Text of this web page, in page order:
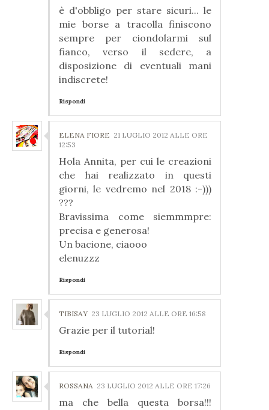
è d'obbligo per stare sicuri... le
mie borse a tracolla finiscono
sempre per ciondolarmi sul
fianco, verso il sedere, a
disposizione di eventuali mani
indiscrete!
Rispondi
ELENA FIORE 21 LUGLIO 2012 ALLE ORE
12:53
Hola Annita, per cui le creazioni
che hai realizzato in questi
giorni, le vedremo nel 2018 :-)))
???
Bravissima come siemmmpre:
precisa e generosa!
Un bacione, ciaooo
elenuzzz
Rispondi
TIBISAY 23 LUGLIO 2012 ALLE ORE 16:58
Grazie per il tutorial!
Rispondi
ROSSANA 23 LUGLIO 2012 ALLE ORE 17:26
ma che bella questa borsa!!!